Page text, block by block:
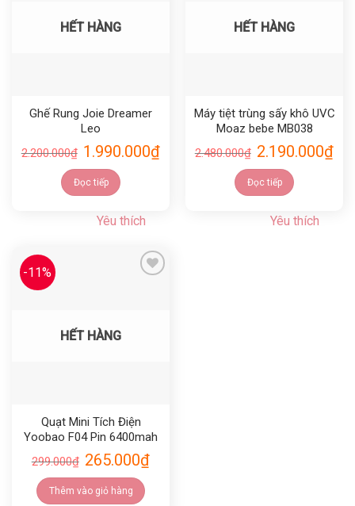
HẾT HÀNG
Ghế Rung Joie Dreamer
Leo
2.200.000₫ 1.990.000₫
Đọc tiếp
Yêu thích
HẾT HÀNG
Máy tiệt trùng sấy khô UVC
Moaz bebe MB038
2.480.000₫ 2.190.000₫
Đọc tiếp
Yêu thích
-11%
HẾT HÀNG
Quạt Mini Tích Điện
Yoobao F04 Pin 6400mah
299.000₫ 265.000₫
Thêm vào giỏ hàng